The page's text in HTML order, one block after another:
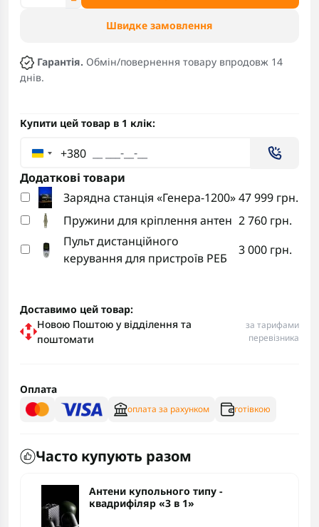
Швидке замовлення
Гарантія. Обмін/повернення товару впродовж 14
днів.
Купити цей товар в 1 клік:
+380
Додаткові товари
Зарядна станція «Генера-1200»47 999 грн.
Пружини для кріплення антен 2 760 грн.
Пульт дистанційного
керування для пристроїв РЕБ
3 000 грн.
Доставимо цей товар:
Новою Поштою у відділення та
поштомати
за тарифами
перевізника
Оплата
оплата за рахунком готівкою
Часто купують разом
Антени купольного типу -
квадрифіляр «3 в 1»